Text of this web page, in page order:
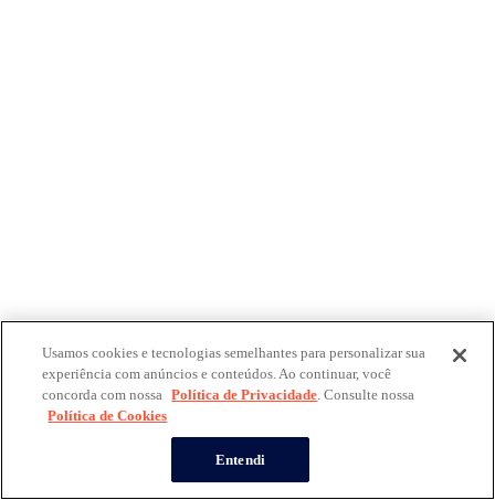
Usamos cookies e tecnologias semelhantes para personalizar sua
experiência com anúncios e conteúdos. Ao continuar, você
concorda com nossa Política de Privacidade. Consulte nossa
Política de Cookies
Entendi